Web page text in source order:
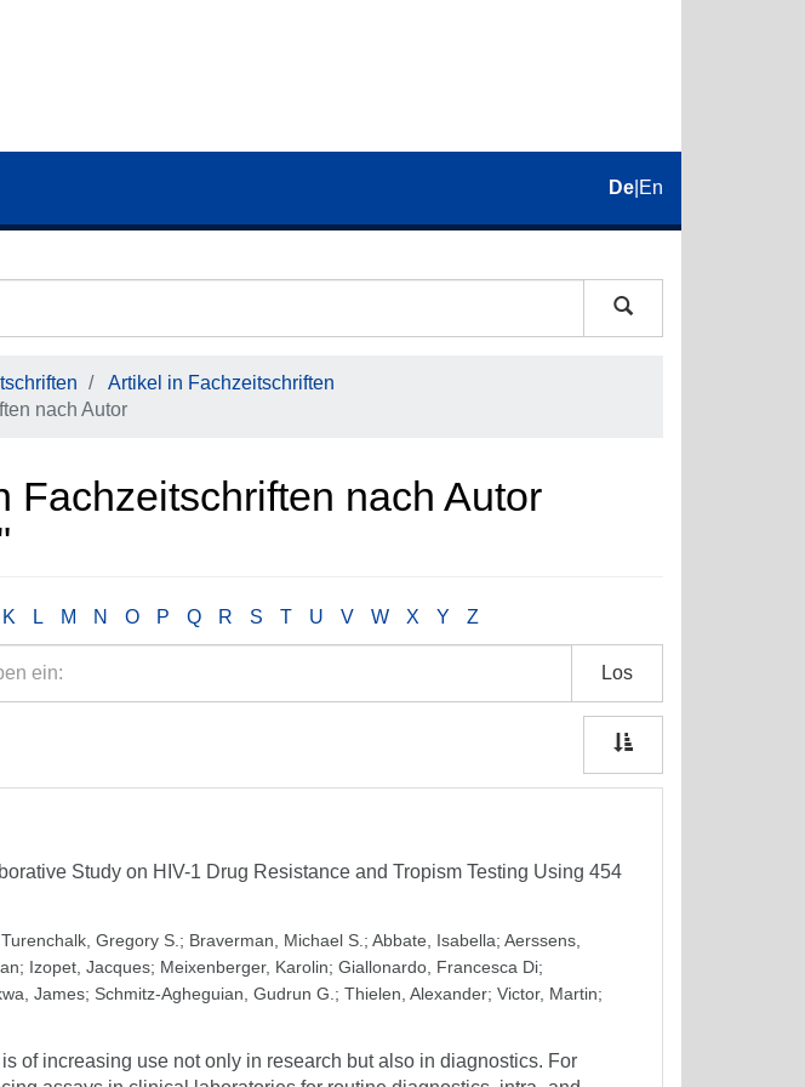
De En
Artikel in Fachzeitschriften
nach Autor
Fachzeitschriften nach Autor
K L M N O P Q R S T U V W X Y Z
Los
Study on HIV-1 Drug Resistance and Tropism Testing Using 454
Turenchalk, Gregory S. ; Braverman, Michael S. ; Abbate, Isabella; Aerssens,
; Izopet, Jacques; Meixenberger, Karolin; Giallonardo, Francesca Di;
James; Schmitz-Agheguian, Gudrun G. ; Thielen, Alexander; Victor, Martin;
of increasing use not only in research but also in diagnostics. For